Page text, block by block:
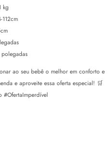
kg
ao seu bebê o melhor em conforto e
e aproveite essa oferta especial! 🛒
#OfertaImperdível